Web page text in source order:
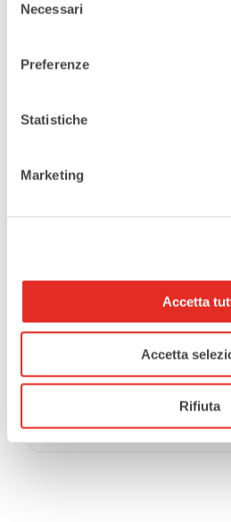
delNecessari
Preferenze
Statistiche
Marketing
Accetta
Accetta
Rifiuta
CONDIVIDI